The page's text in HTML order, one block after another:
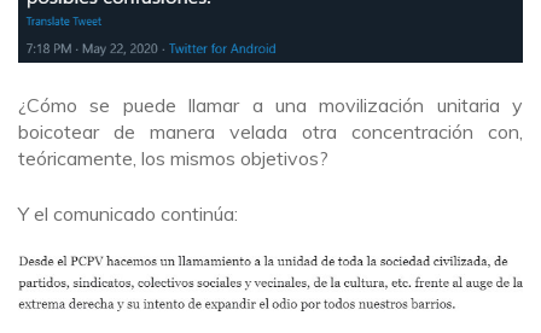
¿Cómo se puede llamar a una movilización unitaria y
boicotear de manera velada otra concentración con,
teóricamente, los mismos objetivos?
Y el comunicado continúa: